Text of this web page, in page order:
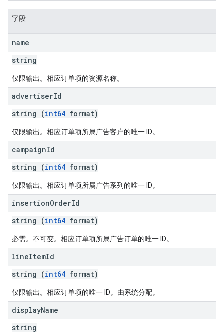
字段
name
string
仅限输出。相应订单项的资源名称。
advertiserId
string (int64 format)
仅限输出。相应订单项所属广告客户的唯一 ID。
campaignId
string (int64 format)
仅限输出。相应订单项所属广告系列的唯一 ID。
insertionOrderId
string (int64 format)
必需。不可变。相应订单项所属广告订单的唯一 ID。
lineItemId
string (int64 format)
仅限输出。相应订单项的唯一 ID。由系统分配。
displayName
string